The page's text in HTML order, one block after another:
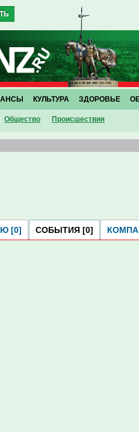
Общество Проиcшествия
КУЛЬТУРА ЗДОРОВЬЕ
[0] СОБЫТИЯ [0]